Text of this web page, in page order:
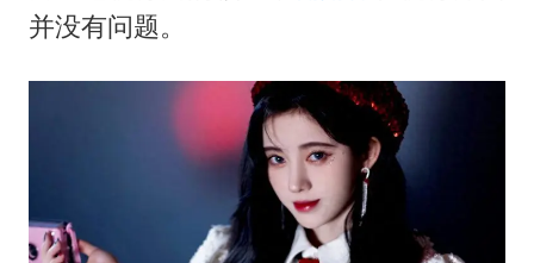
奋进开新局 实干挑大梁
并没有问题。